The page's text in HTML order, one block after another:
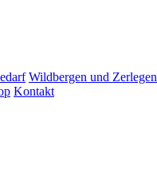
Wildbergen und Zerlegen
Kontakt